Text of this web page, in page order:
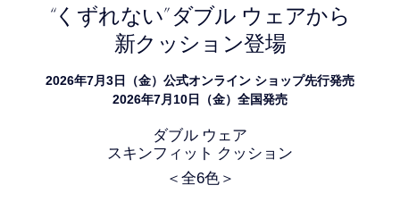
“くずれない”ダブル ウェアから
新クッション登場
2026年7月3日（金）公式オンライン ショップ先行発売
2026年7月10日（金）全国発売
ダブル ウェア
スキンフィット クッション
＜全6色＞